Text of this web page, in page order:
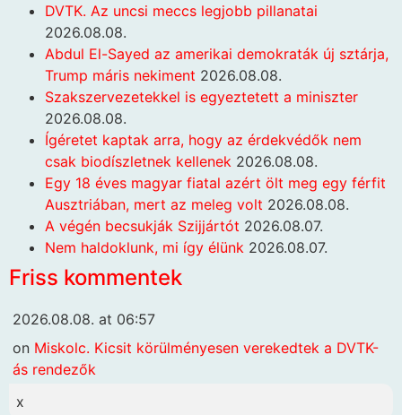
DVTK. Az uncsi meccs legjobb pillanatai
2026.08.08.
Abdul El-Sayed az amerikai demokraták új sztárja,
Trump máris nekiment 2026.08.08.
Szakszervezetekkel is egyeztetett a miniszter
2026.08.08.
Ígéretet kaptak arra, hogy az érdekvédők nem
csak biodíszletnek kellenek 2026.08.08.
Egy 18 éves magyar fiatal azért ölt meg egy férfit
Ausztriában, mert az meleg volt 2026.08.08.
A végén becsukják Szijjártót 2026.08.07.
Nem haldoklunk, mi így élünk 2026.08.07.
Friss kommentek
2026.08.08. at 06:57
on Miskolc. Kicsit körülményesen verekedtek a DVTK-
ás rendezők
x